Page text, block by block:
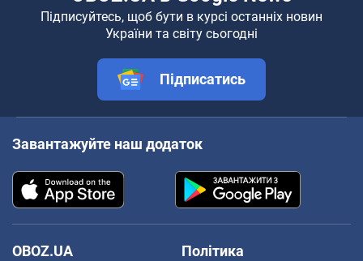
Підписуйтесь, щоб бути в курсі останніх новин
України та світу сьогодні
Підписатись
Завантажуйте наш додаток
OBOZ.UA
Політика